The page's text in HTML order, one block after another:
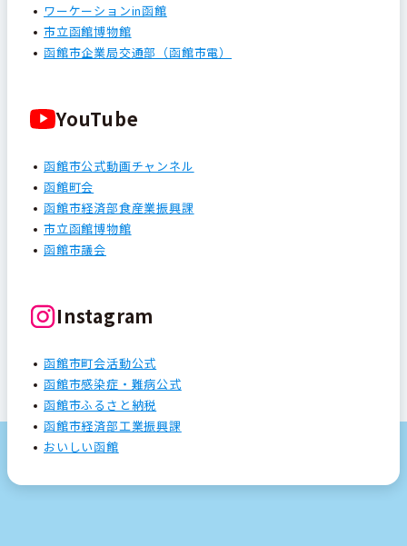
ワーケーションin函館
市立函館博物館
函館市企業局交通部（函館市電）
YouTube
函館市公式動画チャンネル
函館町会
函館市経済部食産業振興課
市立函館博物館
函館市議会
Instagram
函館市町会活動公式
函館市感染症・難病公式
函館市ふるさと納税
函館市経済部工業振興課
おいしい函館